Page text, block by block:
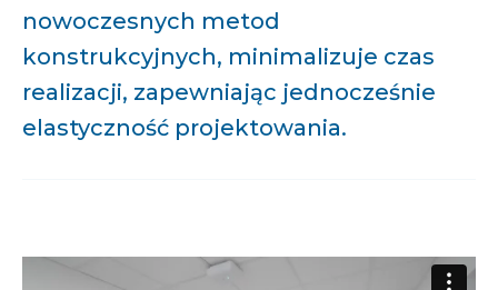
nowoczesnych metod
konstrukcyjnych, minimalizuje czas
realizacji, zapewniając jednocześnie
elastyczność projektowania.